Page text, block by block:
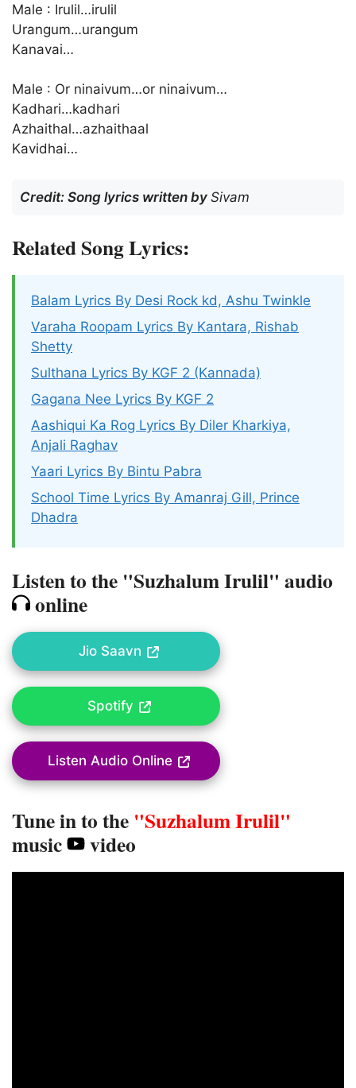
Male : Irulil…irulil
Urangum…urangum
Kanavai…
Male : Or ninaivum…or ninaivum…
Kadhari…kadhari
Azhaithal…azhaithaal
Kavidhai…
Credit: Song lyrics written by Sivam
Related Song Lyrics:
Balam Lyrics By Desi Rock kd, Ashu Twinkle
Varaha Roopam Lyrics By Kantara, Rishab
Shetty
Sulthana Lyrics By KGF 2 (Kannada)
Gagana Nee Lyrics By KGF 2
Aashiqui Ka Rog Lyrics By Diler Kharkiya,
Anjali Raghav
Yaari Lyrics By Bintu Pabra
School Time Lyrics By Amanraj Gill, Prince
Dhadra
Listen to the "Suzhalum Irulil" audio
online
Jio Saavn
Spotify
Listen Audio Online
Tune in to the "Suzhalum Irulil"
music video